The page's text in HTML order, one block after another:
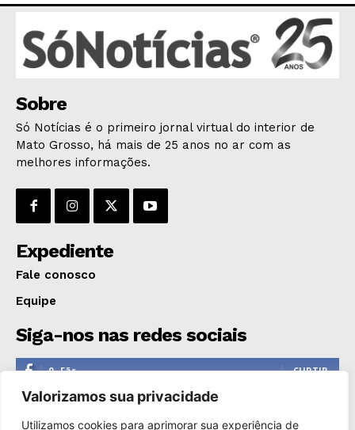
Valorizamos sua privacidade
Utilizamos cookies para aprimorar sua experiência de
Sobre
Só Notícias é o primeiro jornal virtual do interior de
Mato Grosso, há mais de 25 anos no ar com as
melhores informações.
Expediente
Fale conosco
Equipe
Siga-nos nas redes sociais
0 Fãs CURTIR
0 Seguidores